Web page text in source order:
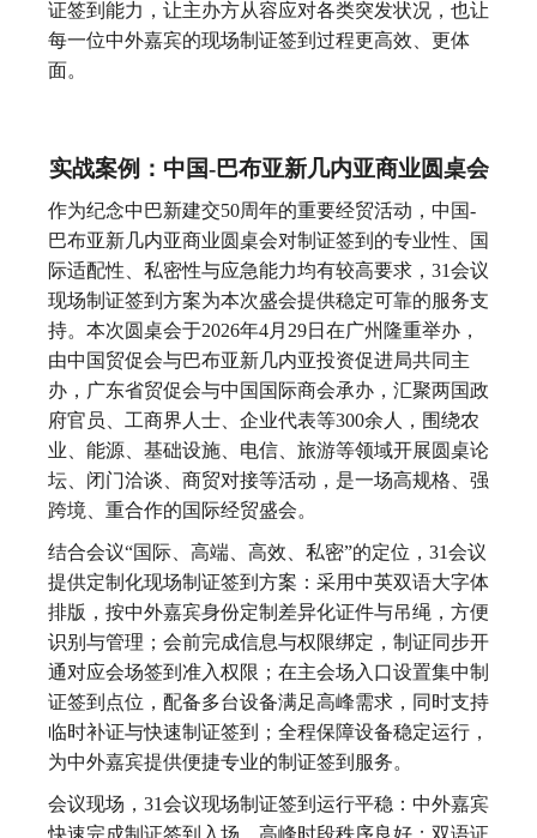
证签到能力，让主办方从容应对各类突发状况，也让
每一位中外嘉宾的现场制证签到过程更高效、更体
面。
实战案例：中国-巴布亚新几内亚商业圆桌会
作为纪念中巴新建交50周年的重要经贸活动，中国-
巴布亚新几内亚商业圆桌会对制证签到的专业性、国
际适配性、私密性与应急能力均有较高要求，31会议
现场制证签到方案为本次盛会提供稳定可靠的服务支
持。本次圆桌会于2026年4月29日在广州隆重举办，
由中国贸促会与巴布亚新几内亚投资促进局共同主
办，广东省贸促会与中国国际商会承办，汇聚两国政
府官员、工商界人士、企业代表等300余人，围绕农
业、能源、基础设施、电信、旅游等领域开展圆桌论
坛、闭门洽谈、商贸对接等活动，是一场高规格、强
跨境、重合作的国际经贸盛会。
结合会议“国际、高端、高效、私密”的定位，31会议
提供定制化现场制证签到方案：采用中英双语大字体
排版，按中外嘉宾身份定制差异化证件与吊绳，方便
识别与管理；会前完成信息与权限绑定，制证同步开
通对应会场签到准入权限；在主会场入口设置集中制
证签到点位，配备多台设备满足高峰需求，同时支持
临时补证与快速制证签到；全程保障设备稳定运行，
为中外嘉宾提供便捷专业的制证签到服务。
会议现场，31会议现场制证签到运行平稳：中外嘉宾